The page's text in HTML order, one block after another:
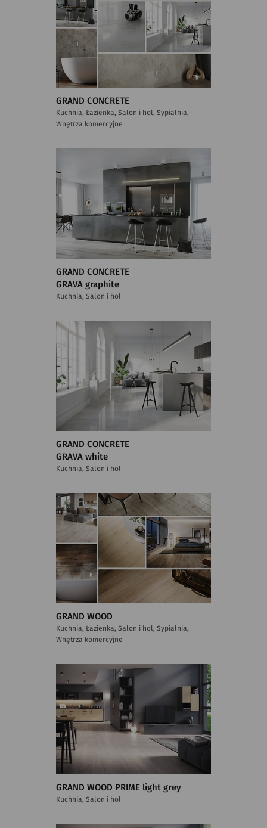
GRAND CONCRETE
Kuchnia, Łazienka, Salon i hol, Sypialnia,
Wnętrza komercyjne
GRAND CONCRETE
GRAVA graphite
Kuchnia, Salon i hol
GRAND CONCRETE
GRAVA white
Kuchnia, Salon i hol
GRAND WOOD
Kuchnia, Łazienka, Salon i hol, Sypialnia,
Wnętrza komercyjne
GRAND WOOD PRIME light grey
Kuchnia, Salon i hol